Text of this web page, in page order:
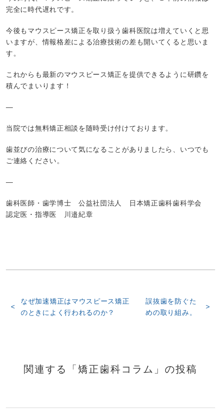
完全に時代遅れです。
今後もマウスピース矯正を取り扱う歯科医院は増えていくと思
いますが、情報格差による治療技術の差も開いてくると思いま
す。
これからも最新のマウスピース矯正を提供できるように研鑽を
積んでまいります！
—
当院では無料矯正相談を随時受け付けております。
歯並びの治療について気になることがありましたら、いつでも
ご連絡ください。
—
歯科医師・歯学博士 公益社団法人 日本矯正歯科歯科学会
認定医・指導医 川邉紀章
なぜ加速矯正はマウスピース矯正
のときによく行われるのか？
誤抜歯を防ぐた
めの取り組み。
関連する「矯正歯科コラム」の投稿